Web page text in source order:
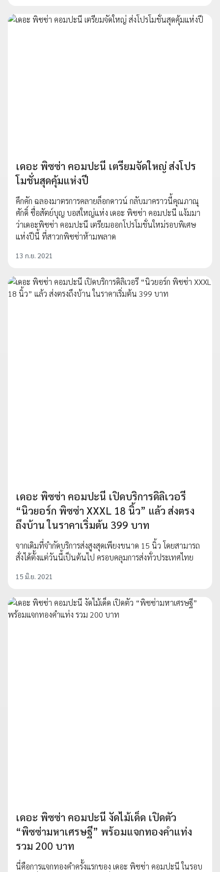
เดอะ พิซซ่า คอมปะนี เตรียมจัดใหญ่ ส่งโปร
โมชั่นสุดคุ้มแห่งปี
คึกคัก ฉลองมาตรการคลายล็อกดาวน์ กลับมาคราวนี้คุณภาณุ
ศักดิ์ ซื่อสัตย์บุญ บอสใหญ่แห่ง เดอะ พิซซ่า คอมปะนี แง้มมา
ว่าเดอะพิซซ่า คอมปะนี เตรียมออกโปรโมชั่นใหม่รอบพิเศษ
แห่งปีนี้ ที่สาวกพิซซ่าห้ามพลาด
13 ก.ย. 2021
เดอะ พิซซ่า คอมปะนี เปิดบริการดิลิเวอรี
“นิวยอร์ก พิซซ่า XXXL 18 นิ้ว” แล้ว ส่งตรง
ถึงบ้าน ในราคาเริ่มต้น 399 บาท
จากเดิมที่จำกัดบริการส่งสูงสุดเพียงขนาด 15 นิ้ว โดยสามารถ
สั่งได้ตั้งแต่วันนี้เป็นต้นไป ครอบคลุมการส่งทั่วประเทศไทย
15 มิ.ย. 2021
เดอะ พิซซ่า คอมปะนี งัดไม้เด็ด เปิดตัว
“พิซซ่ามหาเศรษฐี” พร้อมแจกทองคำแท่ง
รวม 200 บาท
นี่คือการแจกทองคำครั้งแรกของ เดอะ พิซซ่า คอมปะนี ในรอบ